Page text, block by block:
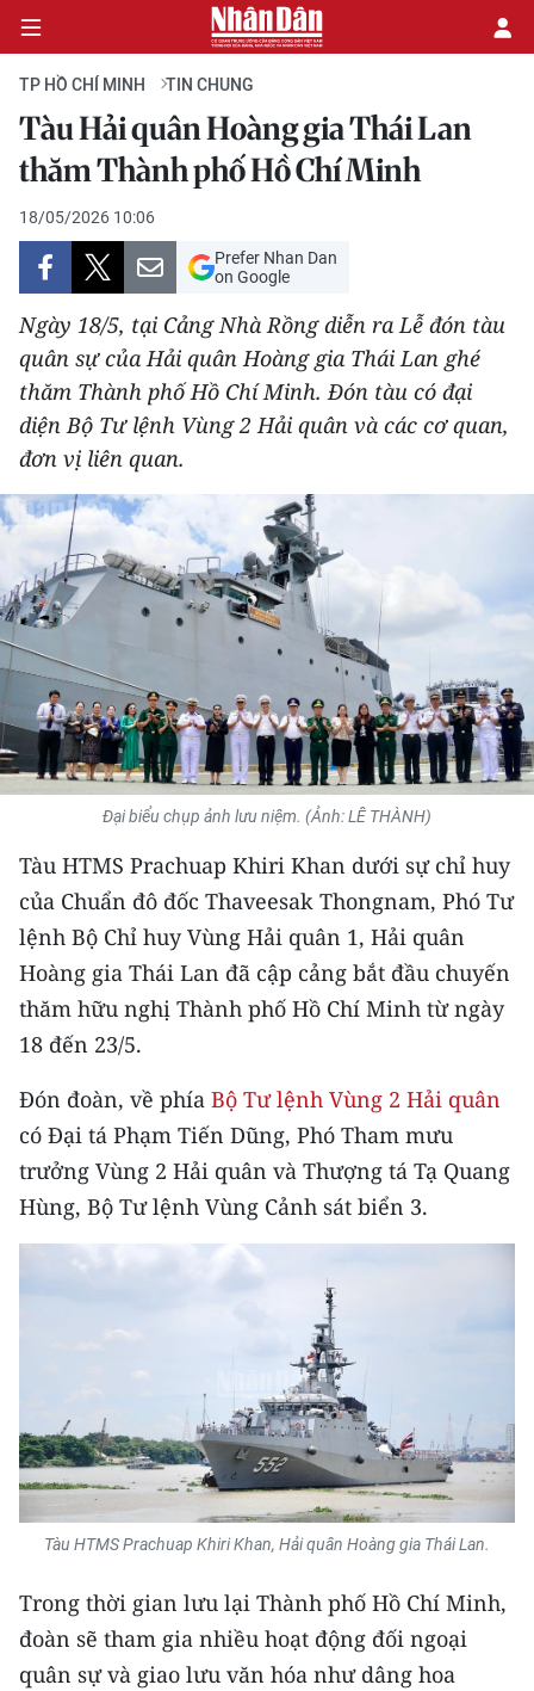
CHÍNH TRỊ
KINH TẾ
VĂN HÓA
XÃ HỘI
PHÁP LUẬT
DU LỊCH
THẾ GIỚI
THỂ THAO
GIÁO DỤC
Y TẾ
KHOA HỌC - CÔNG NGHỆ
MÔI TRƯỜNG
BẠN ĐỌC
KIỂM CHỨNG THÔNG TIN
TRI THỨC CHUYÊN SÂU
54 DÂN TỘC VIỆT NAM
MỘT SẢN PHẨM
RADIO
MEDIA CENTER
Media Kinh tế
Media Văn hóa
Media Pháp luật
Media Du lịch
TP HỒ CHÍ MINH TIN CHUNG
Tàu Hải quân Hoàng gia Thái Lan
thăm Thành phố Hồ Chí Minh
18/05/2026 10:06
Prefer Nhan Dan
on Google
Ngày 18/5, tại Cảng Nhà Rồng diễn ra Lễ đón tàu
quân sự của Hải quân Hoàng gia Thái Lan ghé
thăm Thành phố Hồ Chí Minh. Đón tàu có đại
diện Bộ Tư lệnh Vùng 2 Hải quân và các cơ quan,
đơn vị liên quan.
Đại biểu chụp ảnh lưu niệm. (Ảnh: LÊ THÀNH)
Tàu HTMS Prachuap Khiri Khan dưới sự chỉ huy
của Chuẩn đô đốc Thaveesak Thongnam, Phó Tư
lệnh Bộ Chỉ huy Vùng Hải quân 1, Hải quân
Hoàng gia Thái Lan đã cập cảng bắt đầu chuyến
thăm hữu nghị Thành phố Hồ Chí Minh từ ngày
18 đến 23/5.
Đón đoàn, về phía Bộ Tư lệnh Vùng 2 Hải quân
có Đại tá Phạm Tiến Dũng, Phó Tham mưu
trưởng Vùng 2 Hải quân và Thượng tá Tạ Quang
Hùng, Bộ Tư lệnh Vùng Cảnh sát biển 3.
Tàu HTMS Prachuap Khiri Khan, Hải quân Hoàng gia Thái Lan.
Trong thời gian lưu lại Thành phố Hồ Chí Minh,
đoàn sẽ tham gia nhiều hoạt động đối ngoại
quân sự và giao lưu văn hóa như dâng hoa